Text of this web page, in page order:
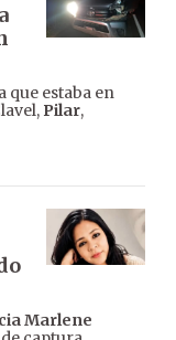
que estaba en
Pilar,
Marlene